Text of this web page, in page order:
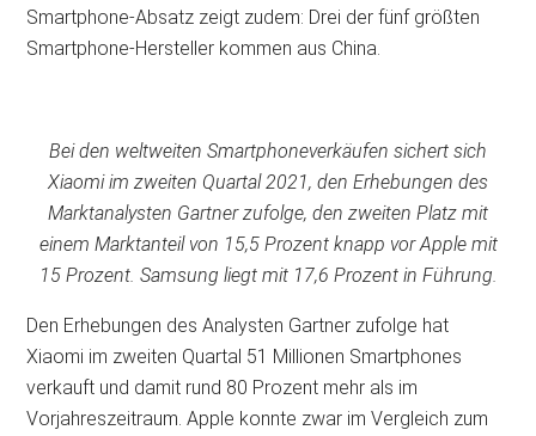
Smartphone-Absatz zeigt zudem: Drei der fünf größten
Smartphone-Hersteller kommen aus China.
Bei den weltweiten Smartphoneverkäufen sichert sich
Xiaomi im zweiten Quartal 2021, den Erhebungen des
Marktanalysten Gartner zufolge, den zweiten Platz mit
einem Marktanteil von 15,5 Prozent knapp vor Apple mit
15 Prozent. Samsung liegt mit 17,6 Prozent in Führung.
Den Erhebungen des Analysten Gartner zufolge hat
Xiaomi im zweiten Quartal 51 Millionen Smartphones
verkauft und damit rund 80 Prozent mehr als im
Vorjahreszeitraum. Apple konnte zwar im Vergleich zum